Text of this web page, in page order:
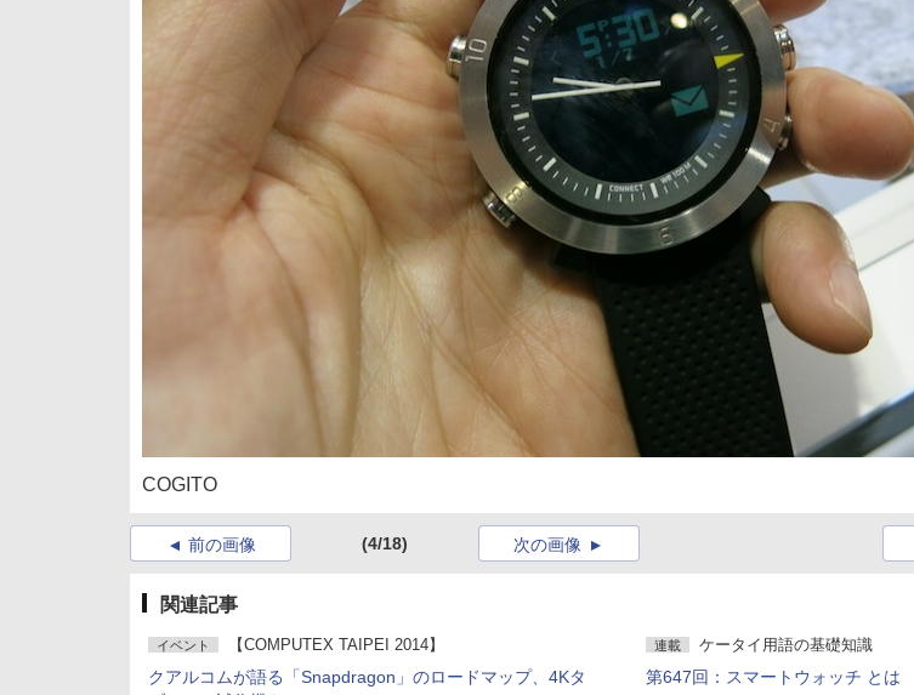
COGITO
前の画像 (4/18) 次の画像
関連記事
イベント 【COMPUTEX TAIPEI 2014】
クアルコムが語る「Snapdragon」のロードマップ、4Kタ
連載 ケータイ用語の基礎知識
第647回：スマートウォッチ とは